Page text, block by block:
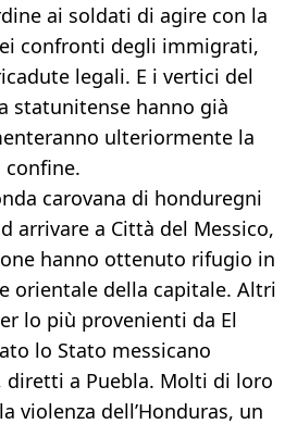
ai soldati di agire con la
confronti degli immigrati,
legali. E i vertici del
statunitense hanno già
ulteriormente la
confine.
carovana di honduregni
arrivare a Città del Messico,
hanno ottenuto rifugio in
orientale della capitale. Altri
lo più provenienti da El
lo Stato messicano
diretti a Puebla. Molti di loro
violenza dell’Honduras, un